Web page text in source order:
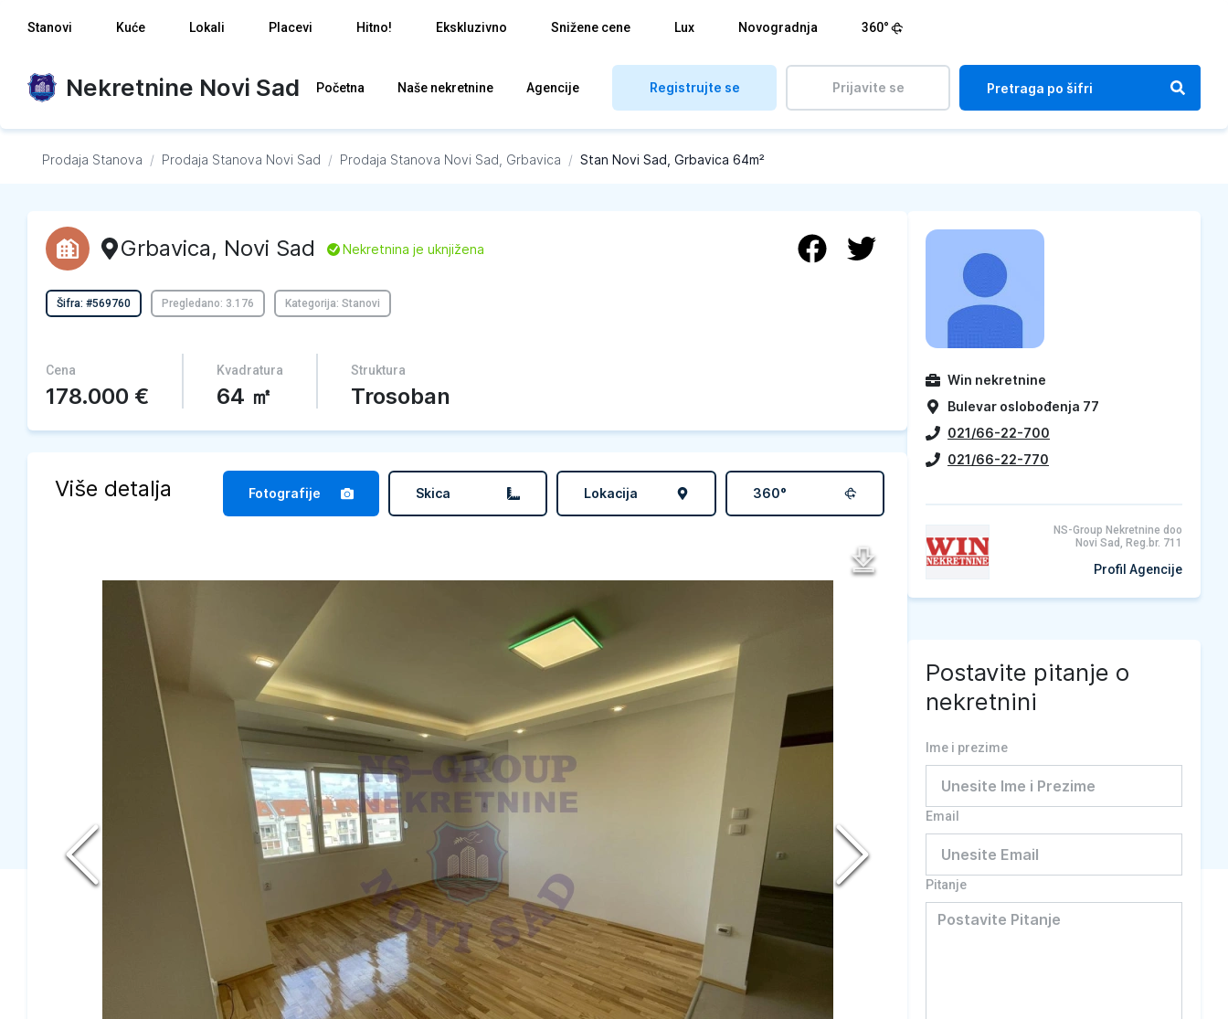
Stanovi Kuće Lokali Placevi Hitno! Ekskluzivno Snižene cene Lux Novogradnja 360°
Nekretnine Novi Sad Početna Naše nekretnine Agencije Registrujte se Prijavite se
Prodaja Stanova / Prodaja Stanova Novi Sad / Prodaja Stanova Novi Sad, Grbavica / Stan Novi Sad, Grbavica 64m²
Grbavica, Novi Sad L Nekretnina je uknjižena
Šifra: #569760 Pregledano: 3.176 Kategorija: Stanovi
Cena
178.000 €
Kvadratura
64 ㎡
Struktura
Trosoban
Više detalja Fotografije Skica Lokacija 360°
Win nekretnine
Bulevar oslobođenja 77
021/66-22-700
021/66-22-770
NS-Group Nekretnine doo
Novi Sad, Reg.br. 711
Profil Agencije
Postavite pitanje o
nekretnini
Ime i prezime
Email
Pitanje